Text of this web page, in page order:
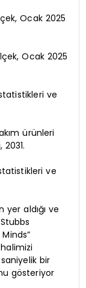
Ocak 2025
Ocak 2025
ve
ürünleri
ve
yer aldığı ve
bir
gösteriyor